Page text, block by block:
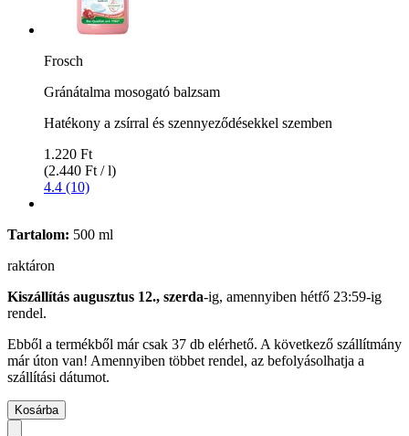
Frosch
Gránátalma mosogató balzsam
Hatékony a zsírral és szennyeződésekkel szemben
1.220 Ft
(2.440 Ft / l)
4.4 (10)
Tartalom: 500 ml
raktáron
Kiszállítás augusztus 12., szerda-ig, amennyiben hétfő 23:59-ig
rendel.
Ebből a termékből már csak 37 db elérhető. A következő szállítmány
már úton van! Amennyiben többet rendel, az befolyásolhatja a
szállítási dátumot.
Kosárba